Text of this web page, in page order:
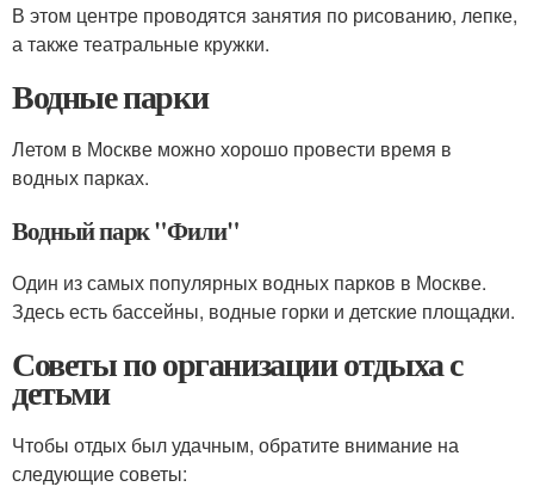
В этом центре проводятся занятия по рисованию, лепке,
а также театральные кружки.
Водные парки
Летом в Москве можно хорошо провести время в
водных парках.
Водный парк "Фили"
Один из самых популярных водных парков в Москве.
Здесь есть бассейны, водные горки и детские площадки.
Советы по организации отдыха с
детьми
Чтобы отдых был удачным, обратите внимание на
следующие советы: